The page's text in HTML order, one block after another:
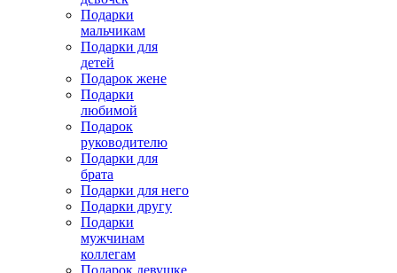
Подарки
мальчикам
Подарки для
детей
Подарок жене
Подарки
любимой
Подарок
руководителю
Подарки для
брата
Подарки для него
Подарки другу
Подарки
мужчинам
коллегам
Подарок девушке